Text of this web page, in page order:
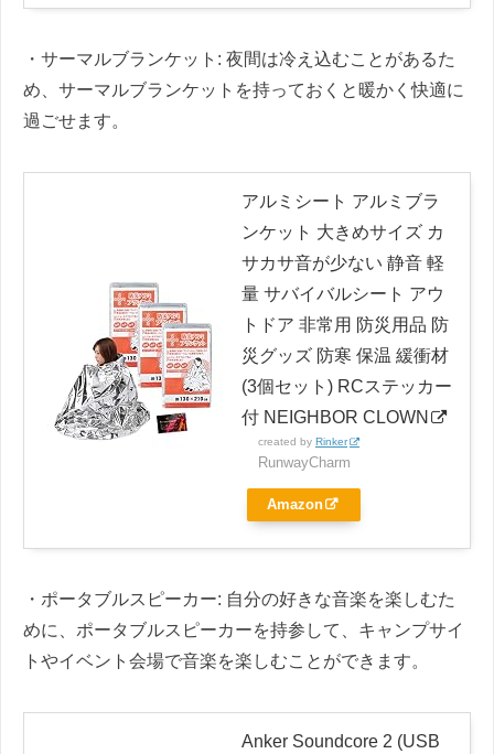
・サーマルブランケット: 夜間は冷え込むことがあるた
め、サーマルブランケットを持っておくと暖かく快適に
過ごせます。
アルミシート アルミブラ
ンケット 大きめサイズ カ
サカサ音が少ない 静音 軽
量 サバイバルシート アウ
トドア 非常用 防災用品 防
災グッズ 防寒 保温 緩衝材
(3個セット) RCステッカー
付 NEIGHBOR CLOWN
created by Rinker
RunwayCharm
Amazon
・ポータブルスピーカー: 自分の好きな音楽を楽しむた
めに、ポータブルスピーカーを持参して、キャンプサイ
トやイベント会場で音楽を楽しむことができます。
Anker Soundcore 2 (USB